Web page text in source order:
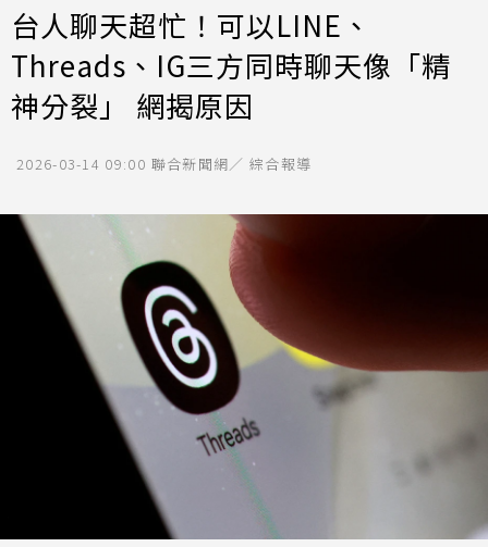
台人聊天超忙！可以LINE、
Threads、IG三方同時聊天像「精
神分裂」 網揭原因
2026-03-14 09:00 聯合新聞網／ 綜合報導